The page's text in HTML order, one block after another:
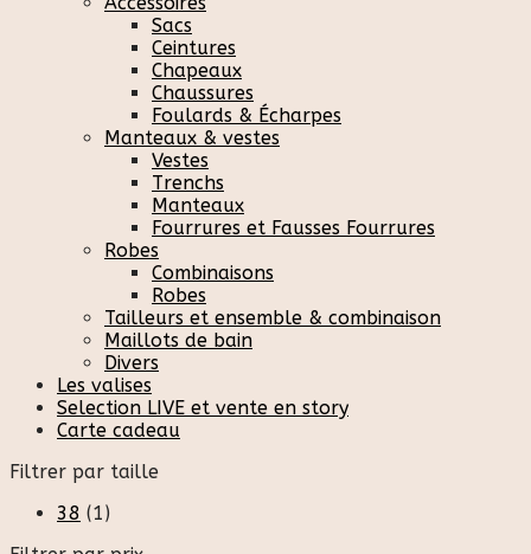
Sacs
Ceintures
Chapeaux
Chaussures
Foulards & Écharpes
Manteaux & vestes
Vestes
Trenchs
Manteaux
Fourrures et Fausses Fourrures
Robes
Combinaisons
Robes
Tailleurs et ensemble & combinaison
Maillots de bain
Divers
Les valises
Selection LIVE et vente en story
Carte cadeau
Filtrer par taille
38 (1)